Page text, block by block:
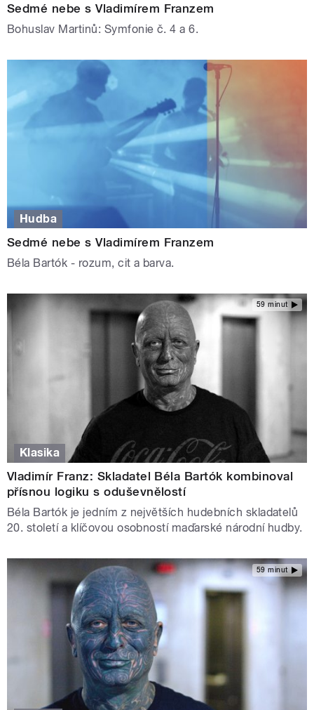
Sedmé nebe s Vladimírem Franzem
Bohuslav Martinů: Symfonie č. 4 a 6.
Hudba
Sedmé nebe s Vladimírem Franzem
Béla Bartók - rozum, cit a barva.
59 minut
Klasika
Vladimír Franz: Skladatel Béla Bartók kombinoval
přísnou logiku s oduševnělostí
Béla Bartók je jedním z největších hudebních skladatelů
20. století a klíčovou osobností maďarské národní hudby.
59 minut